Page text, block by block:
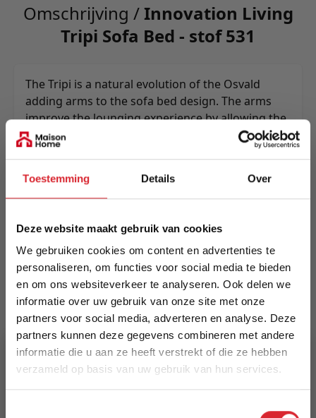
Toestemming Details Over
Deze website maakt gebruik van cookies
We gebruiken cookies om content en advertenties te
personaliseren, om functies voor social media te bieden
en om ons websiteverkeer te analyseren. Ook delen we
informatie over uw gebruik van onze site met onze
partners voor social media, adverteren en analyse. Deze
partners kunnen deze gegevens combineren met andere
informatie die u aan ze heeft verstrekt of die ze hebben
verzameld op basis van uw gebruik van hun services.
Omschrijving /Innovation Living
Tripi Sofa Bed - stof 531
The Tripi is a natural evolution of the Osvald
adding arms to the sofa bed design. The arms
improve the lounging experience by allowing the
user to move freely against the sides for even
better comfort.
Meer informatie
Innovation Living
EAN
5700110949248
Prijs
€ 2.808,00